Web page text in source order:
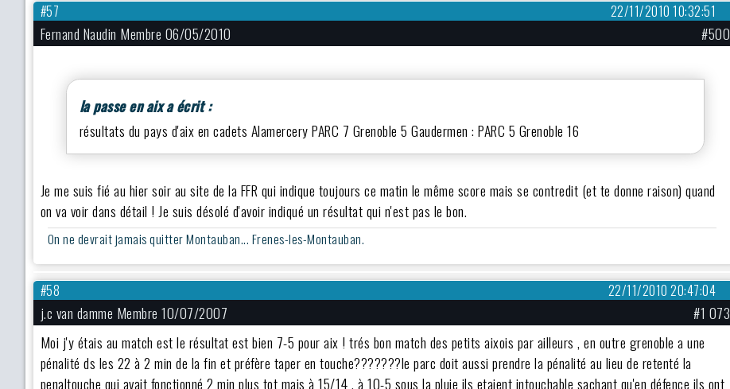
22/11/2010 10:32:51
#57
Fernand Naudin Membre 06/05/2010 #500
la passe en aix a écrit :
résultats du pays d'aix en cadets Alamercery PARC 7 Grenoble 5 Gaudermen : PARC 5 Grenoble 16
Je me suis fié au hier soir au site de la FFR qui indique toujours ce matin le même score mais se contredit (et te donne raison) quand
on va voir dans détail ! Je suis désolé d'avoir indiqué un résultat qui n'est pas le bon.
On ne devrait jamais quitter Montauban... Frenes-les-Montauban.
22/11/2010 20:47:04
#58
j.c van damme Membre 10/07/2007
#1 073
Moi j'y étais au match est le résultat est bien 7-5 pour aix ! trés bon match des petits aixois par ailleurs , en outre grenoble a une
pénalité ds les 22 à 2 min de la fin et préfère taper en touche???????le parc doit aussi prendre la pénalité au lieu de retenté la
penaltouche qui avait fonctionné 2 min plus tot mais à 15/14 , à 10-5 sous la pluie ils etaient intouchable sachant qu'en défence ils ont